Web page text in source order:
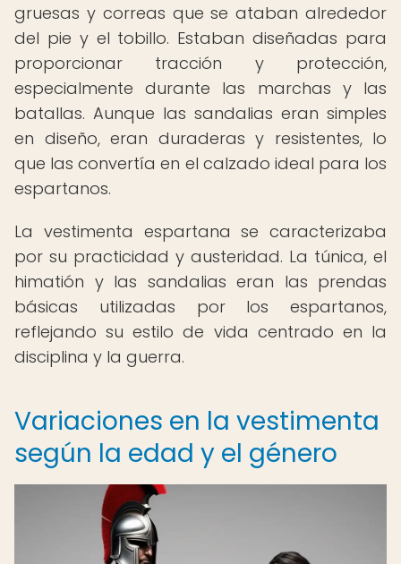
gruesas y correas que se ataban alrededor
del pie y el tobillo. Estaban diseñadas para
proporcionar tracción y protección,
especialmente durante las marchas y las
batallas. Aunque las sandalias eran simples
en diseño, eran duraderas y resistentes, lo
que las convertía en el calzado ideal para los
espartanos.
La vestimenta espartana se caracterizaba
por su practicidad y austeridad. La túnica, el
himatión y las sandalias eran las prendas
básicas utilizadas por los espartanos,
reflejando su estilo de vida centrado en la
disciplina y la guerra.
Variaciones en la vestimenta
según la edad y el género